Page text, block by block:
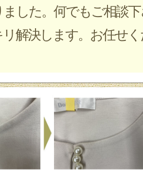
した。何でもご相談
解決します。お任せ